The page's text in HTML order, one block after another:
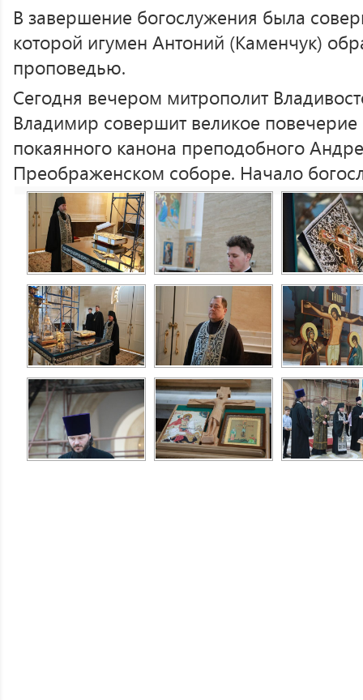
В завершение богослужения была
которой игумен Антоний (Каменчук)
проповедью.
Сегодня вечером митрополит
Владимир совершит великое повечерие
покаянного канона преподобного
Преображенском соборе. Начало